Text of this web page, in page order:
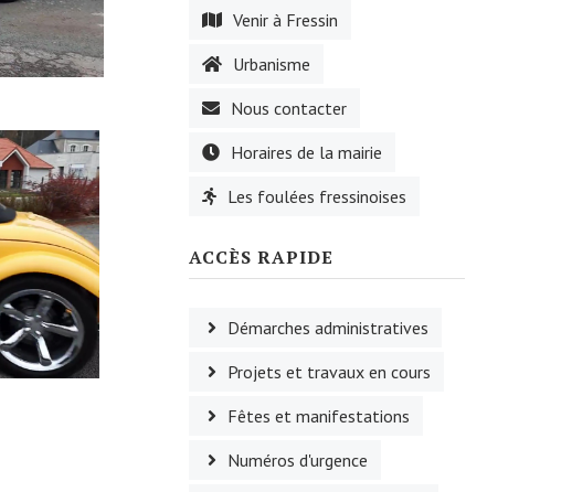
Venir à Fressin
Urbanisme
Nous contacter
Horaires de la mairie
Les foulées fressinoises
ACCÈS RAPIDE
Démarches administratives
Projets et travaux en cours
Fêtes et manifestations
Numéros d'urgence